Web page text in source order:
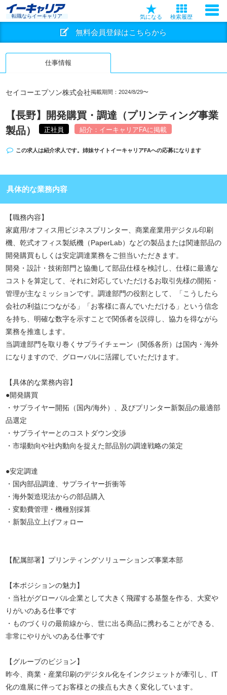
転職ならイーキャリア 気になる 検索履歴
無料会員登録はこちらから
仕事情報
セイコーエプソン株式会社掲載期間：2024/8/29〜
【長野】開発購買・調達（プリンティング事業
製品）
正社員 紹介：イーキャリアFAに掲載
この求人は紹介求人です。姉妹サイト イーキャリアFAへの応募になります
具体的な業務内容
【職務内容】
家庭用/オフィス用ビジネスプリンター、商業産業用デジタル印刷
機、乾式オフィス製紙機（PaperLab）などの製品または関連部品の
開発購買もしくは安定調達業務をご担当いただきます。
開発・設計・技術部門と協働して部品仕様を検討し、仕様に最適な
コストを算定して、それに対応していただけるお取引先様の開拓・
管理が主なミッションです。調達部門の役割として、「こうしたら
会社の利益につながる」「お客様に喜んでいただける」という信念
を持ち、明確な数字を示すことで関係者を説得し、協力を得ながら
業務を推進します。
当調達部門を取り巻くサプライチェーン（関係各所）は国内・海外
になりますので、グローバルに活躍していただけます。
【具体的な業務内容】
●開発購買
・サプライヤー開拓（国内/海外）、及びプリンター新製品の最適部
品選定
・サプライヤーとのコストダウン交渉
・市場動向や社内動向を捉えた部品別の調達戦略の策定
●安定調達
・国内部品調達、サプライヤー折衝等
・海外製造現法からの部品購入
・変動費管理・機種別採算
・新製品立上げフォロー
【配属部署】プリンティングソリューションズ事業本部
【本ポジションの魅力】
・当社がグローバル企業として大きく飛躍する基盤を作る、大変や
りがいのある仕事です
・ものづくりの最前線から、世に出る商品に携わることができる、
非常にやりがいのある仕事です
【グループのビジョン】
昨今、商業・産業印刷のデジタル化をインクジェットが牽引し、IT
化の進展に伴ってお客様との接点も大きく変化しています。